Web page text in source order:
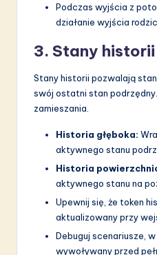
Podczas wyjścia z
działanie wyjścia
3. Stany historii
Stany historii pozwalają
swój ostatni stan
zamieszania.
Historia głęboka:
aktywnego stanu
Historia
aktywnego stanu na
Upewnij się, że token
aktualizowany przy
Debuguj scenariusze,
wywoływany przed